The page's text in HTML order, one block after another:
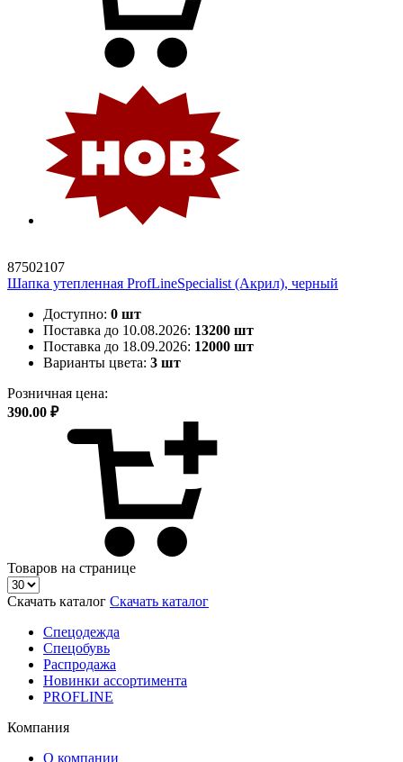
87502107
Шапка утепленная ProfLineSpecialist (Акрил), черный
Доступно: 0 шт
Поставка до 10.08.2026: 13200 шт
Поставка до 18.09.2026: 12000 шт
Варианты цвета: 3 шт
Розничная цена:
390.00 ₽
Товаров на странице
Скачать каталог Скачать каталог
Спецодежда
Спецобувь
Распродажа
Новинки ассортимента
PROFLINE
Компания
О компании